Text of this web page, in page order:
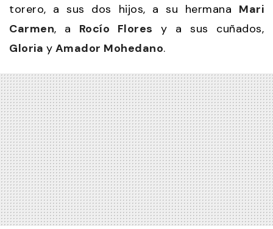
torero, a sus dos hijos, a su hermana Mari
Carmen, a Rocío Flores y a sus cuñados,
Gloria y Amador Mohedano.